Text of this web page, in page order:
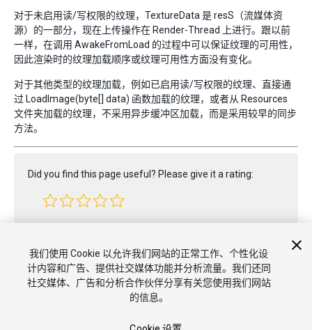
对于未启用读/写权限的纹理，TextureData 是 resS（流媒体资
源）的一部分，现在上传操作在 Render-Thread 上进行。跟以前
一样，在调用 AwakeFromLoad 的过程中可以保证纹理的可用性，
因此渲染时的纹理加载顺序或纹理可用性方面没有变化。
对于其他类型的纹理加载，例如已启用读/写权限的纹理、直接通
过 LoadImage(byte[] data) 函数加载的纹理，或者从 Resources
文件夹加载的纹理，不采用异步缓冲区加载，而是采用较早的同步
方法。
Did you find this page useful? Please give it a rating:
我们使用 Cookie 以允许我们网站的正常工作、个性化设
计内容和广告、提供社交媒体功能并分析流量。我们还同
社交媒体、广告和分析合作伙伴分享有关您使用我们网站
的信息。